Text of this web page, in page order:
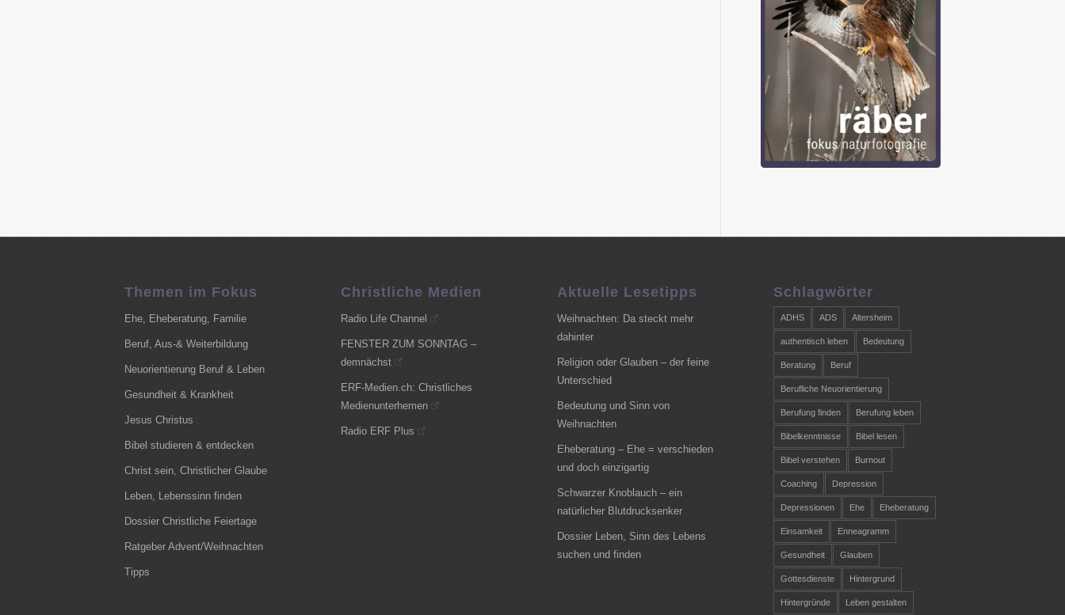
Themen im Fokus
Ehe, Eheberatung, Familie
Beruf, Aus-& Weiterbildung
Neuorientierung Beruf & Leben
Gesundheit & Krankheit
Jesus Christus
Bibel studieren & entdecken
Christ sein, Christlicher Glaube
Leben, Lebenssinn finden
Dossier Christliche Feiertage
Ratgeber Advent/Weihnachten
Tipps
Christliche Medien
Radio Life Channel
FENSTER ZUM SONNTAG –
demnächst
ERF-Medien.ch: Christliches
Medienunterhemen
Radio ERF Plus
Aktuelle Lesetipps
Weihnachten: Da steckt mehr
dahinter
Religion oder Glauben – der feine
Unterschied
Bedeutung und Sinn von
Weihnachten
Eheberatung – Ehe = verschieden
und doch einzigartig
Schwarzer Knoblauch – ein
natürlicher Blutdrucksenker
Dossier Leben, Sinn des Lebens
suchen und finden
Schlagwörter
ADHS ADS Altersheim
authentisch leben Bedeutung
Beratung Beruf
Berufliche Neuorientierung
Berufung finden Berufung leben
Bibelkenntnisse Bibel lesen
Bibel verstehen Burnout
Coaching Depression
Depressionen Ehe Eheberatung
Einsamkeit Enneagramm
Gesundheit Glauben
Gottesdienste Hintergrund
Hintergründe Leben gestalten